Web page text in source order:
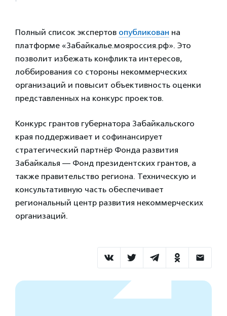
Полный список экспертов опубликован на
платформе «Забайкалье.мояроссия.рф». Это
позволит избежать конфликта интересов,
лоббирования со стороны некоммерческих
организаций и повысит объективность оценки
представленных на конкурс проектов.
Конкурс грантов губернатора Забайкальского
края поддерживает и софинансирует
стратегический партнёр Фонда развития
Забайкалья — Фонд президентских грантов, а
также правительство региона. Техническую и
консультативную часть обеспечивает
региональный центр развития некоммерческих
организаций.